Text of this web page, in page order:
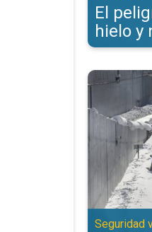
El
hielo y
Consejos
Seguridad